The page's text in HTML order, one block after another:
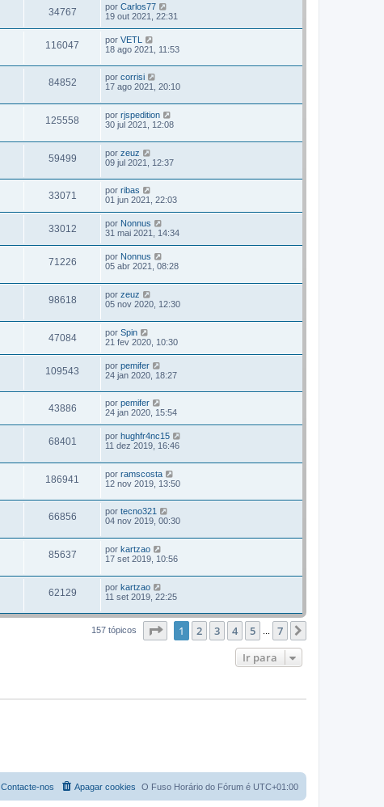
34767 por Carlos77
19 out 2021, 22:31
116047 por VETL
18 ago 2021, 11:53
84852 por corrisi
17 ago 2021, 20:10
125558 por rjspedition
30 jul 2021, 12:08
59499 por zeuz
09 jul 2021, 12:37
33071 por ribas
01 jun 2021, 22:03
33012 por Nonnus
31 mai 2021, 14:34
71226 por Nonnus
05 abr 2021, 08:28
98618 por zeuz
05 nov 2020, 12:30
47084 por Spin
21 fev 2020, 10:30
109543 por pemifer
24 jan 2020, 18:27
43886 por pemifer
24 jan 2020, 15:54
68401 por hughfr4nc15
11 dez 2019, 16:46
186941 por ramscosta
12 nov 2019, 13:50
66856 por tecno321
04 nov 2019, 00:30
85637 por kartzao
17 set 2019, 10:56
62129 por kartzao
11 set 2019, 22:25
157 tópicos Página1 de
1 2 3 4 5 7
Ir para
O Fuso Horário do Fórum é UTC+01:00
Apagar cookies
Contacte-nos